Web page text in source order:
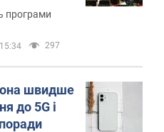
програми
297
швидше
до 5G і